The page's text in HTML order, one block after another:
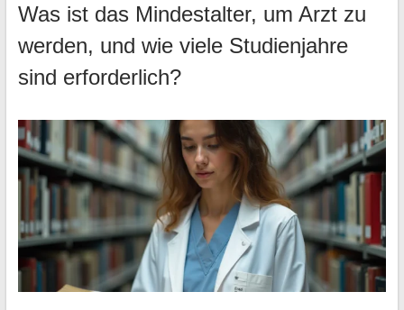
Was ist das Mindestalter, um Arzt zu
werden, und wie viele Studienjahre
sind erforderlich?